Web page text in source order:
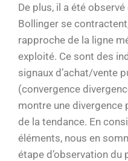
De plus, il a été
Bollinger se
rapproche de la ligne
exploité. Ce sont des
signaux d’achat/vente
(convergence
montre une divergence
de la tendance. En
éléments, nous en
étape d’observation